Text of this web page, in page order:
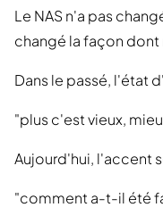
Le NAS n'a pas
changé la façon dont
Dans le passé, l'état
"plus c'est vieux,
Aujourd'hui, l'accent
"comment a-t-il été